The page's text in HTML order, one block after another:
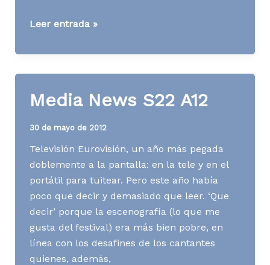
Media
S32
Leer entrada »
Media News S22 A12
30 de mayo de 2012
Televisión Eurovisión, un año más pegada
doblemente a la pantalla: en la tele y en el
portátil para tuitear. Pero este año había
poco que decir y demasiado que leer. ‘Que
decir’ porque la escenografía (lo que me
gusta del festival) era más bien pobre, en
línea con los desafines de los cantantes
quienes, además,